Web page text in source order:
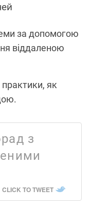
за допомогою
віддаленою
як
з
CLICK TO TWEET